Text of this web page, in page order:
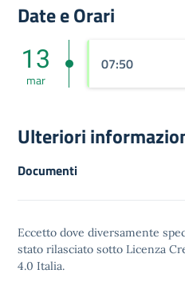
Date e Orari
13
mar
07:50
Ulteriori
Documenti
Eccetto dove diversamente
stato rilasciato sotto Licenza
4.0 Italia.